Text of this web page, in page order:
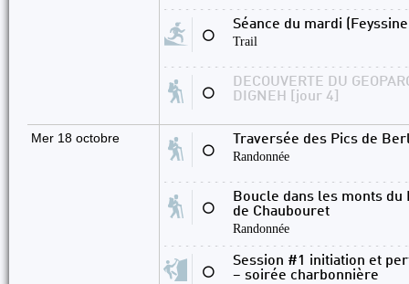
⚪
Séance du mardi
Trail
⚪
DECOUVERTE DU
DIGNEH [jour 4]
Mer 18 octobre
⚪
Traversée des Pics de
Randonnée
⚪
Boucle dans les monts
de Chaubouret
Randonnée
⚪
Session #1 initiation et
– soirée charbonnière